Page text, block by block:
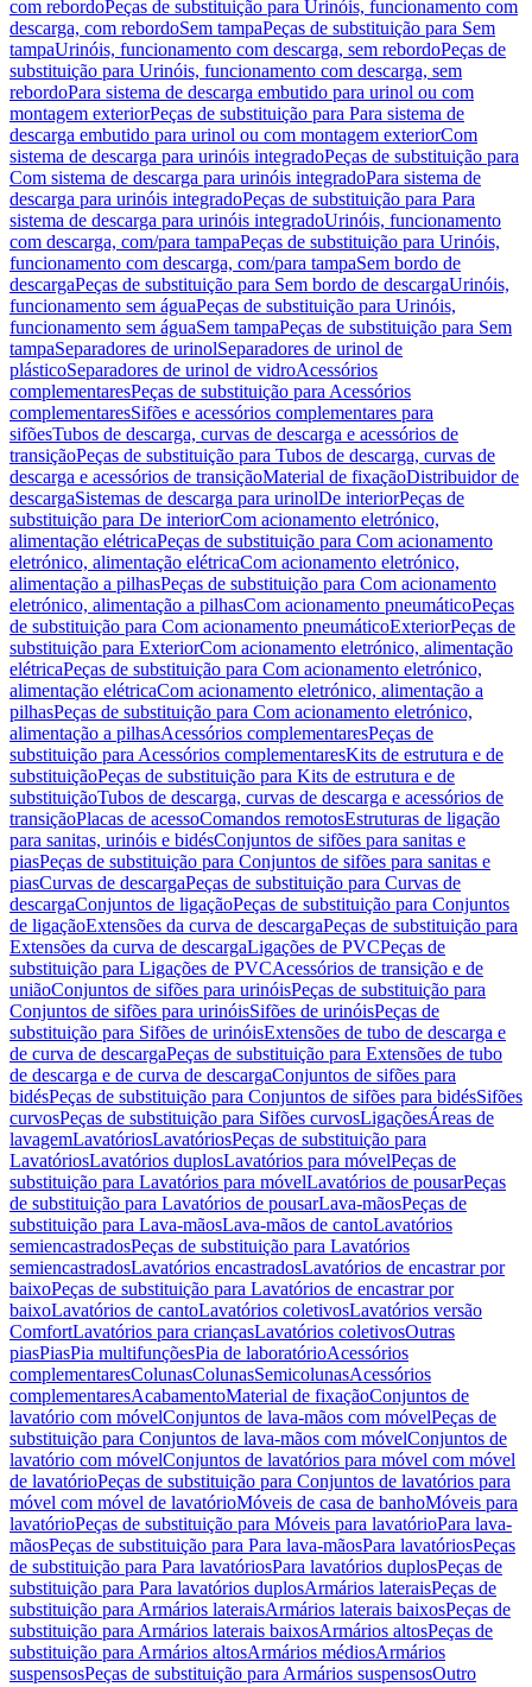
com rebordoPeças de substituição para Urinóis, funcionamento com
descarga, com rebordoSem tampaPeças de substituição para Sem
tampaUrinóis, funcionamento com descarga, sem rebordoPeças de
substituição para Urinóis, funcionamento com descarga, sem
rebordoPara sistema de descarga embutido para urinol ou com
montagem exteriorPeças de substituição para Para sistema de
descarga embutido para urinol ou com montagem exteriorCom
sistema de descarga para urinóis integradoPeças de substituição para
Com sistema de descarga para urinóis integradoPara sistema de
descarga para urinóis integradoPeças de substituição para Para
sistema de descarga para urinóis integradoUrinóis, funcionamento
com descarga, com/para tampaPeças de substituição para Urinóis,
funcionamento com descarga, com/para tampaSem bordo de
descargaPeças de substituição para Sem bordo de descargaUrinóis,
funcionamento sem águaPeças de substituição para Urinóis,
funcionamento sem águaSem tampaPeças de substituição para Sem
tampaSeparadores de urinolSeparadores de urinol de
plásticoSeparadores de urinol de vidroAcessórios
complementaresPeças de substituição para Acessórios
complementaresSifões e acessórios complementares para
sifõesTubos de descarga, curvas de descarga e acessórios de
transiçãoPeças de substituição para Tubos de descarga, curvas de
descarga e acessórios de transiçãoMaterial de fixaçãoDistribuidor de
descargaSistemas de descarga para urinolDe interiorPeças de
substituição para De interiorCom acionamento eletrónico,
alimentação elétricaPeças de substituição para Com acionamento
eletrónico, alimentação elétricaCom acionamento eletrónico,
alimentação a pilhasPeças de substituição para Com acionamento
eletrónico, alimentação a pilhasCom acionamento pneumáticoPeças
de substituição para Com acionamento pneumáticoExteriorPeças de
substituição para ExteriorCom acionamento eletrónico, alimentação
elétricaPeças de substituição para Com acionamento eletrónico,
alimentação elétricaCom acionamento eletrónico, alimentação a
pilhasPeças de substituição para Com acionamento eletrónico,
alimentação a pilhasAcessórios complementaresPeças de
substituição para Acessórios complementaresKits de estrutura e de
substituiçãoPeças de substituição para Kits de estrutura e de
substituiçãoTubos de descarga, curvas de descarga e acessórios de
transiçãoPlacas de acessoComandos remotosEstruturas de ligação
para sanitas, urinóis e bidésConjuntos de sifões para sanitas e
piasPeças de substituição para Conjuntos de sifões para sanitas e
piasCurvas de descargaPeças de substituição para Curvas de
descargaConjuntos de ligaçãoPeças de substituição para Conjuntos
de ligaçãoExtensões da curva de descargaPeças de substituição para
Extensões da curva de descargaLigações de PVCPeças de
substituição para Ligações de PVCAcessórios de transição e de
uniãoConjuntos de sifões para urinóisPeças de substituição para
Conjuntos de sifões para urinóisSifões de urinóisPeças de
substituição para Sifões de urinóisExtensões de tubo de descarga e
de curva de descargaPeças de substituição para Extensões de tubo
de descarga e de curva de descargaConjuntos de sifões para
bidésPeças de substituição para Conjuntos de sifões para bidésSifões
curvosPeças de substituição para Sifões curvosLigaçõesÁreas de
lavagemLavatóriosLavatóriosPeças de substituição para
LavatóriosLavatórios duplosLavatórios para móvelPeças de
substituição para Lavatórios para móvelLavatórios de pousarPeças
de substituição para Lavatórios de pousarLava-mãosPeças de
substituição para Lava-mãosLava-mãos de cantoLavatórios
semiencastradosPeças de substituição para Lavatórios
semiencastradosLavatórios encastradosLavatórios de encastrar por
baixoPeças de substituição para Lavatórios de encastrar por
baixoLavatórios de cantoLavatórios coletivosLavatórios versão
ComfortLavatórios para criançasLavatórios coletivosOutras
piasPiasPia multifunçõesPia de laboratórioAcessórios
complementaresColunasColunasSemicolunasAcessórios
complementaresAcabamentoMaterial de fixaçãoConjuntos de
lavatório com móvelConjuntos de lava-mãos com móvelPeças de
substituição para Conjuntos de lava-mãos com móvelConjuntos de
lavatório com móvelConjuntos de lavatórios para móvel com móvel
de lavatórioPeças de substituição para Conjuntos de lavatórios para
móvel com móvel de lavatórioMóveis de casa de banhoMóveis para
lavatórioPeças de substituição para Móveis para lavatórioPara lava-
mãosPeças de substituição para Para lava-mãosPara lavatóriosPeças
de substituição para Para lavatóriosPara lavatórios duplosPeças de
substituição para Para lavatórios duplosArmários lateraisPeças de
substituição para Armários lateraisArmários laterais baixosPeças de
substituição para Armários laterais baixosArmários altosPeças de
substituição para Armários altosArmários médiosArmários
suspensosPeças de substituição para Armários suspensosOutro